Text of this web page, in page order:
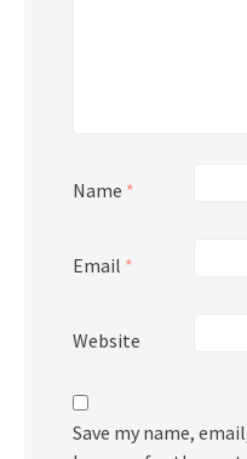
Name *
Email *
Website
Save my name,